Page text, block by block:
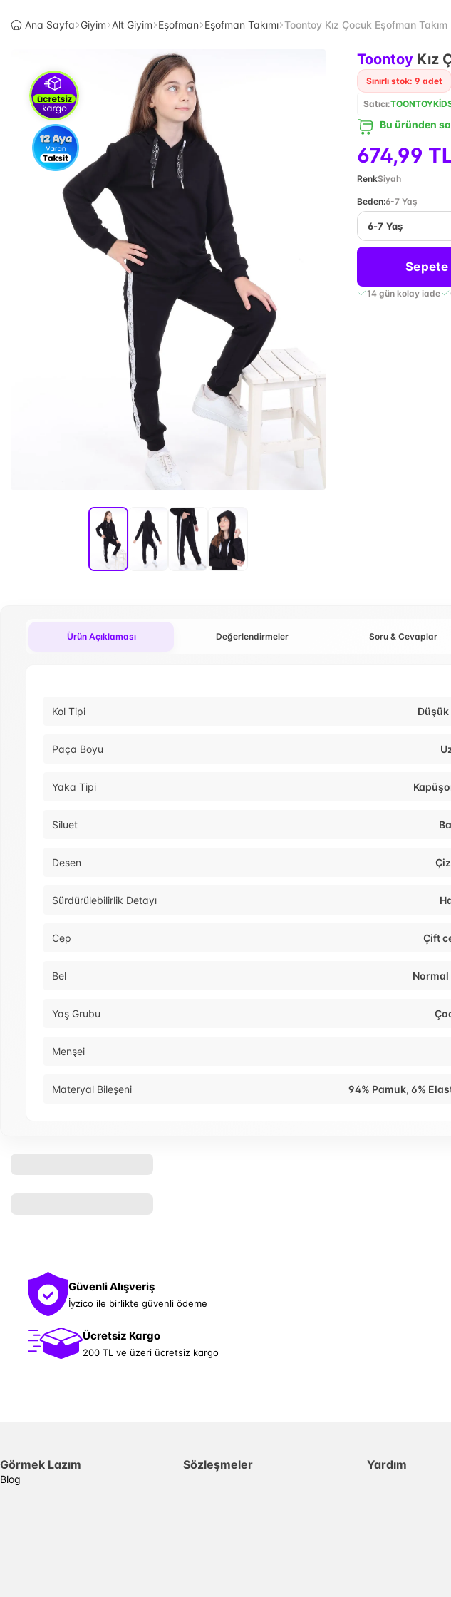
Ana Sayfa Giyim Alt Giyim Eşofman Eşofman Takımı Toontoy Kız Çocuk Eşofman Takım
Toontoy Kız
Sınırlı stok: 9 adet
Satıcı:
Bu üründen
674,99
RenkSiyah
Beden:6-7 Yaş
6-7 Yaş
Sepete
14 gün kolay iade
Ürün Açıklaması Değerlendirmeler Soru & Cevaplar
Kol Tipi Düşük
Paça Boyu
Yaka Tipi
Siluet
Desen
Sürdürülebilirlik Detayı
Cep Çift
Bel Normal
Yaş Grubu
Menşei
Materyal Bileşeni 94% Pamuk, 6%
Güvenli Alışveriş
İyzico ile birlikte güvenli ödeme
Ücretsiz Kargo
200 TL ve üzeri ücretsiz kargo
Görmek Lazım
Blog
Sözleşmeler Yardım